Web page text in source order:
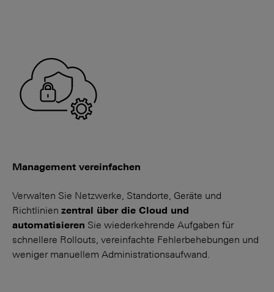
Management vereinfachen
Verwalten Sie Netzwerke, Standorte, Geräte und
Richtlinien zentral über die Cloud und
automatisieren Sie wieder­kehrende Aufgaben für
schnellere Roll­outs, vereinfachte Fehler­­behebungen und
weniger manuellem Adminis­trations­­aufwand.